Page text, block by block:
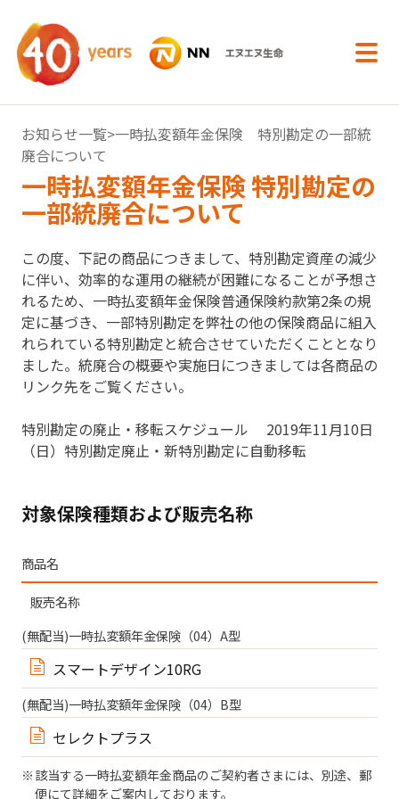
お知らせ一覧>一時払変額年金保険 特別勘定の一部統
廃合について
一時払変額年金保険 特別勘定の
一部統廃合について
この度、下記の商品につきまして、特別勘定資産の減少
に伴い、効率的な運用の継続が困難になることが予想さ
れるため、一時払変額年金保険普通保険約款第2条の規
定に基づき、一部特別勘定を弊社の他の保険商品に組入
れられている特別勘定と統合させていただくこととなり
ました。統廃合の概要や実施日につきましては各商品の
リンク先をご覧ください。
特別勘定の廃止・移転スケジュール 2019年11月10日
（日）特別勘定廃止・新特別勘定に自動移転
対象保険種類および販売名称
商品名
販売名称
(無配当)一時払変額年金保険（04）A型
スマートデザイン10RG
(無配当)一時払変額年金保険（04）B型
セレクトプラス
該当する一時払変額年金商品のご契約者さまには、別途、郵
便にて詳細をご案内しております。